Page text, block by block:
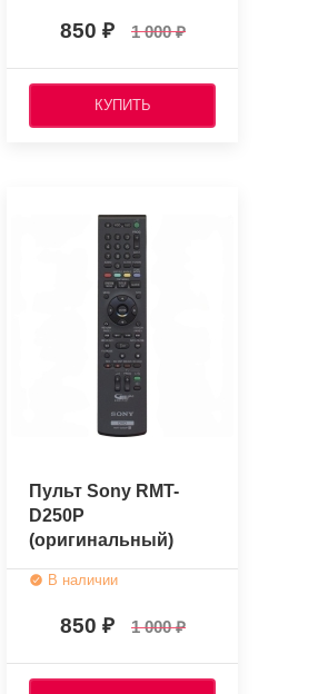
850 1 000
КУПИТЬ
Пульт Sony RMT-
D250P
(оригинальный)
В наличии
850 1 000